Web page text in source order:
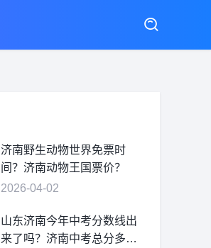
济南野生动物世界免票时
间？济南动物王国票价？
2026-04-02
山东济南今年中考分数线出
来了吗？济南中考总分多